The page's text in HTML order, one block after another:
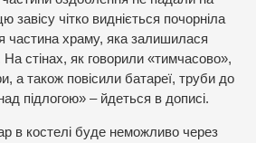
завісу чітко видніється почорніла
частина храму, яка залишилася
На стінах, як говорили «тимчасово»,
а також повісили батареї, труби до
підлогою» – йдеться в дописі.
в костелі буде неможливо через